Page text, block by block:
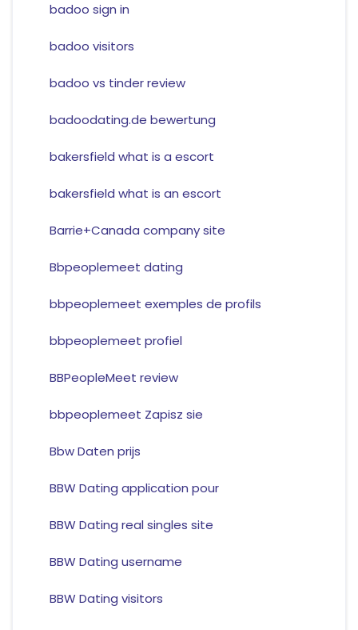
badoo sign in
badoo visitors
badoo vs tinder review
badoodating.de bewertung
bakersfield what is a escort
bakersfield what is an escort
Barrie+Canada company site
Bbpeoplemeet dating
bbpeoplemeet exemples de profils
bbpeoplemeet profiel
BBPeopleMeet review
bbpeoplemeet Zapisz sie
Bbw Daten prijs
BBW Dating application pour
BBW Dating real singles site
BBW Dating username
BBW Dating visitors